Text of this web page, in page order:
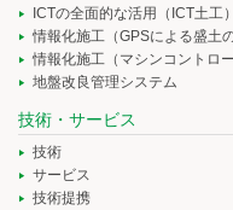
ICTの全面的な活用（ICT土工）
情報化施工（GPSによる盛土
情報化施工（マシンコントロ
地盤改良管理システム
技術・サービス
技術
サービス
技術提携